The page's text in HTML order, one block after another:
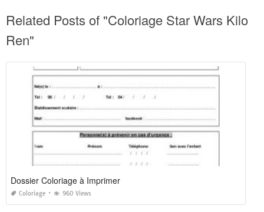
Related Posts of "Coloriage Star Wars Kilo
Ren"
Dossier Coloriage à Imprimer
Coloriage 960 Views